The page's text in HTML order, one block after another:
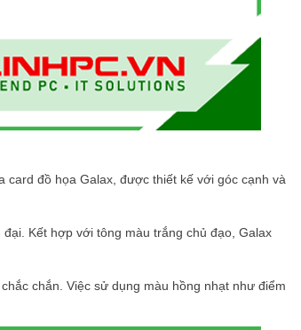
card đồ họa Galax, được thiết kế với góc cạnh và
Kết hợp với tông màu trắng chủ đạo, Galax
chắn. Việc sử dụng màu hồng nhạt như điểm